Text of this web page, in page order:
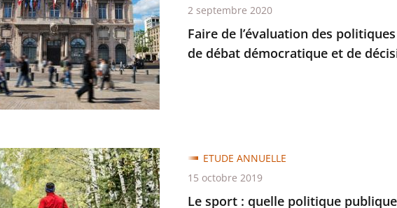
Faire de l’évaluation des
de débat démocratique et de
2 septembre 2020
Le sport : quelle politique
ETUDE ANNUELLE
15 octobre 2019